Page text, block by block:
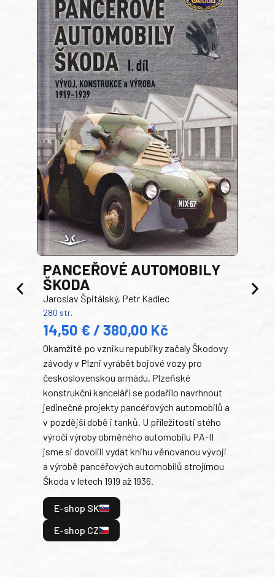
PANCEŘOVÉ AUTOMOBILY
ŠKODA
Jaroslav Špitálský, Petr Kadlec
280 str.
14,50 € / 380,00 Kč
Okamžitě po vzniku republiky začaly Škodovy
závody v Plzni vyrábět bojové vozy pro
československou armádu. Plzeňské
konstrukční kanceláři se podařilo navrhnout
jedinečné projekty pancéřových automobilů a
v pozdější době i tanků. U příležitosti stého
výročí výroby obrněného automobilu PA-II
jsme si dovolili vydat knihu věnovanou vývoji
a výrobě pancéřových automobilů strojírnou
Škoda v letech 1919 až 1936.
E-shop SK
E-shop CZ